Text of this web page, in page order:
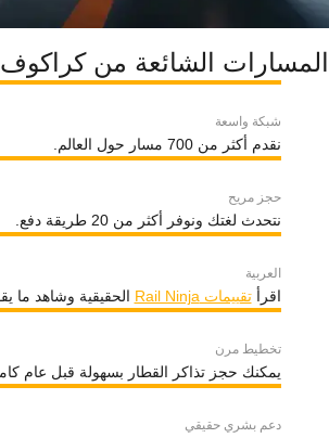
المسارات الشائعة من كراكوف
شبكة واسعة
نقدم أكثر من 700 مسار حول العالم.
حجز مريح
نتحدث لغتك ونوفر أكثر من 20 طريقة دفع.
العربية
اقرأتقييمات Rail Ninja الحقيقية وشاهد ما
تخطيط مرن
يمكنك حجز تذاكر القطار بسهولة قبل عام
دعم بشري حقيقي